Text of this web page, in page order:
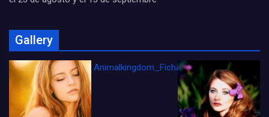
Gallery
Animalkingdom_FichaCine